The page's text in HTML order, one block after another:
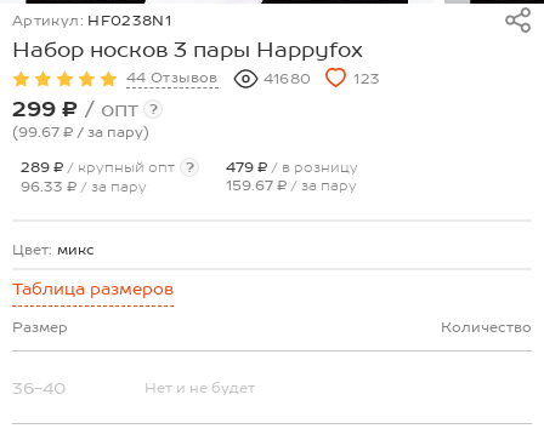
Артикул: HF0238N1
Набор носков 3 пары Happyfox
44 Отзывов 41680 123
299 ₽ / опт
?
(99.67 ₽ / за пару)
289 ₽ / крупный опт
?
96.33 ₽ / за пару
479 ₽ / в розницу
159.67 ₽ / за пару
Цвет: микс
Таблица размеров
Размер Количество
36-40 Нет и не будет